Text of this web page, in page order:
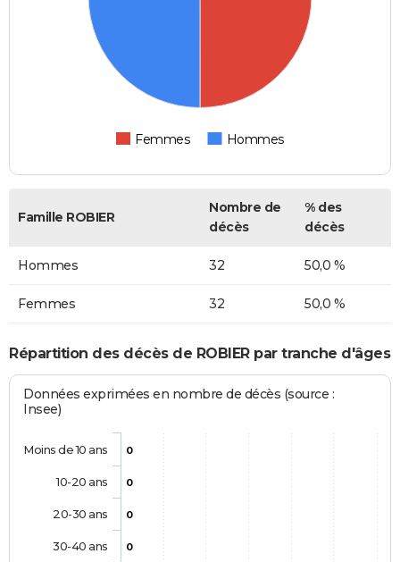
Femmes Hommes
Famille ROBIER
Nombre de
décès
% des
décès
Hommes 32 50,0 %
Femmes 32 50,0 %
Répartition des décès de ROBIER par tranche d'âges
Données exprimées en nombre de décès (source :
Insee)
0
0
0
0
Moins de 10 ans
10-20 ans
20-30 ans
30-40 ans